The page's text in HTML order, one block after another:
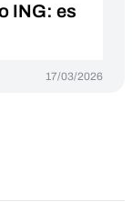
ING: es
17/03/2026